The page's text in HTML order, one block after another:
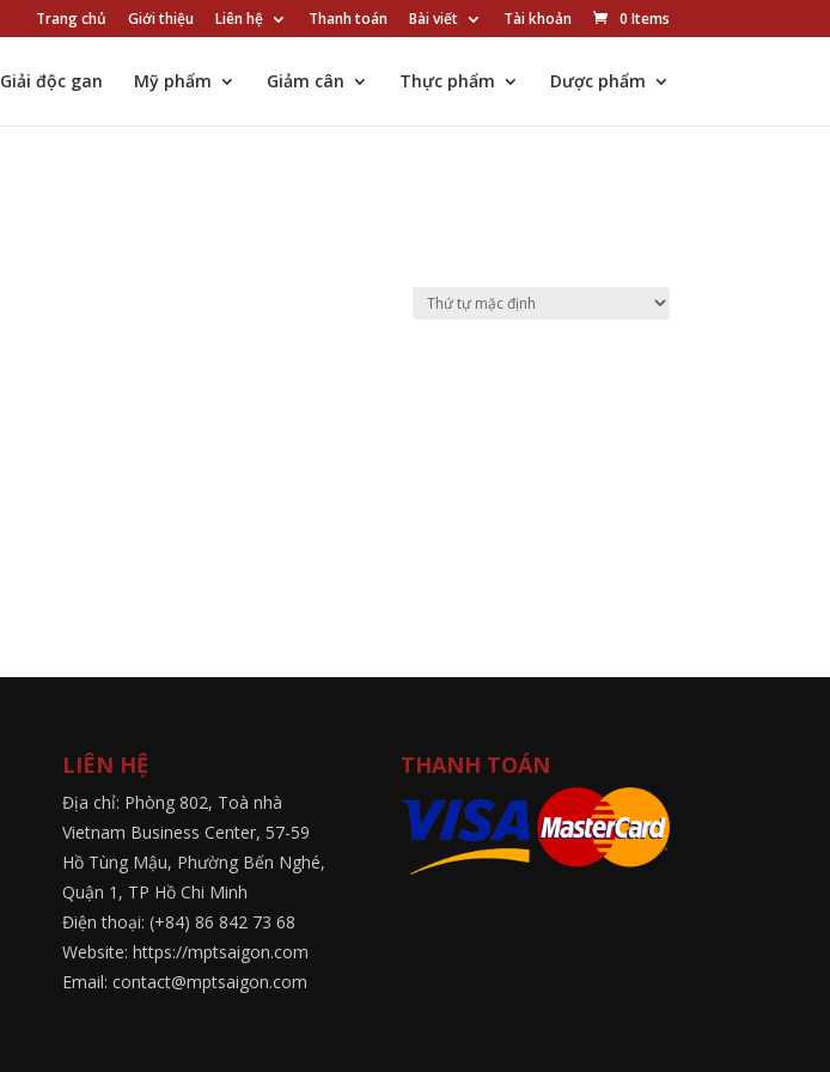
Trang chủ Giới thiệu Liên hệ Thanh toán Bài viết Tài khoản 0 Items
Giải độc gan Mỹ phẩm Giảm cân Thực phẩm Dược phẩm
LIÊN HỆ
Địa chỉ: Phòng 802, Toà nhà
Vietnam Business Center, 57-59
Hồ Tùng Mậu, Phường Bến Nghé,
Quận 1, TP Hồ Chi Minh
Điện thoại: (+84) 86 842 73 68
Website: https://mptsaigon.com
Email: contact@mptsaigon.com
THANH TOÁN